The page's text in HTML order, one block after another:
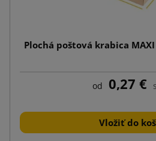
Plochá poštová krabica
od 0,27 €
Vložiť do